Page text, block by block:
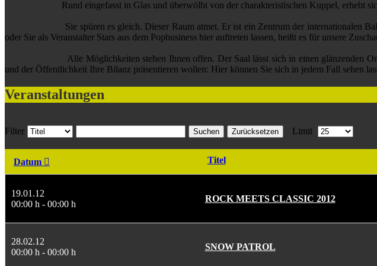
Rund eingefasst in Glas und überwölbt von der charakteristischen Kuppel, erhebt sich
Sie spüren es gleich. Dieser Raum atmet. Er ist ein Zentrum der internationalen
oder Sie als Veranstalter Stars aus dem Popbusiness hier auftreten lassen, heißt es für unsere
Alle Möglichkeiten stehen Ihnen offen. Der Saal lässt sich in einen glänzenden Ort für
und der Öffentlichkeit Ihre Bilanz präsentieren wollen: Hier können Sie sich in jedem Fall sehen
Veranstaltungen
Filter Suchen Zurücksetzen Limit
Datum Titel
19.01.12
00:00 h - 00:00 h
ROCK MEETS CLASSIC 2012
28.02.12
00:00 h - 00:00 h
SNOW PATROL